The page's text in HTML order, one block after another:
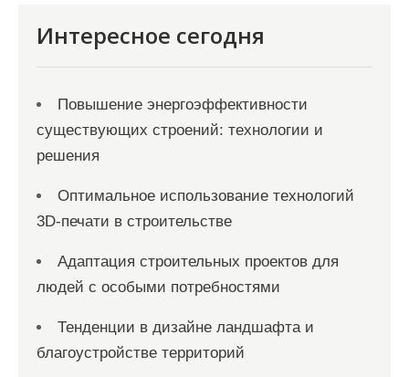
Интересное сегодня
Повышение энергоэффективности
существующих строений: технологии и
решения
Оптимальное использование технологий
3D-печати в строительстве
Адаптация строительных проектов для
людей с особыми потребностями
Тенденции в дизайне ландшафта и
благоустройстве территорий